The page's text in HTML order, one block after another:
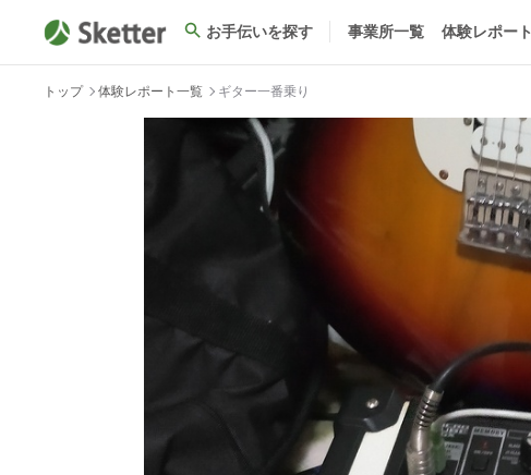
お手伝いを探す 事業所一覧 体験レポート
トップ 体験レポート一覧 ギター一番乗り